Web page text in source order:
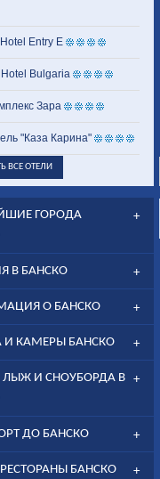
Entry E
Bulgaria
Зара
"Каза Карина"
ВСЕ ОТЕЛИ
ГОРОДА
В БАНСКО
О БАНСКО
И КАМЕРЫ БАНСКО
ЛЫЖ И СНОУБОРДА В
ДО БАНСКО
БАНСКО